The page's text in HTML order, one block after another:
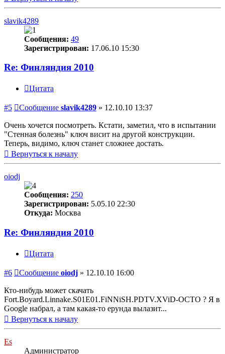
slavik4289
Сообщения: 49
Зарегистрирован: 17.06.10 15:30
Re: Финляндия 2010
Цитата
#5 Сообщение slavik4289 » 12.10.10 13:37
Очень хочется посмотреть. Кстати, заметил, что в испытании
"Стенная болезнь" ключ висит на другой конструкции.
Теперь, видимо, ключ станет сложнее достать.
Вернуться к началу
oiodj
Сообщения: 250
Зарегистрирован: 5.05.10 22:30
Откуда: Москва
Re: Финляндия 2010
Цитата
#6 Сообщение oiodj » 12.10.10 16:00
Кто-нибудь может скачать
Fort.Boyard.Linnake.S01E01.FiNNiSH.PDTV.XViD-OCTO ? Я в
Google набрал, а там какая-то ерунда вылазит...
Вернуться к началу
Es
Администратор